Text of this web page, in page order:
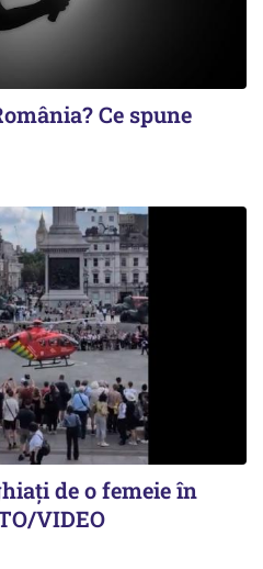
Ce spune
de o femeie în
VIDEO